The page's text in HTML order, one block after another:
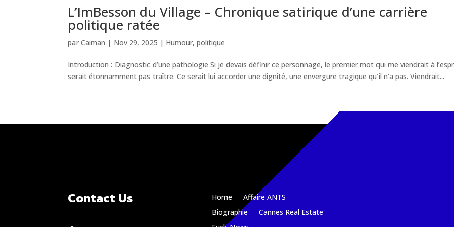
L’ImBesson du Village – Chronique satirique d’une carrière
politique ratée
parCaiman | Nov 29, 2025 | Humour,politique
Introduction : Diagnostic d’une pathologie Si je devais définir ce personnage, le premier mot qui me viendrait à
serait étonnamment pas traître. Ce serait lui accorder une dignité, une envergure tragique qu’il n’a pas. Viendrait...
Contact Us Home
Affaire ANTS
Biographie
Cannes Real Estate